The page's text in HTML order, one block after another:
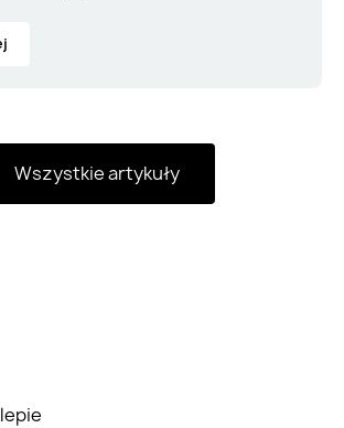
Wszystkie artykuły